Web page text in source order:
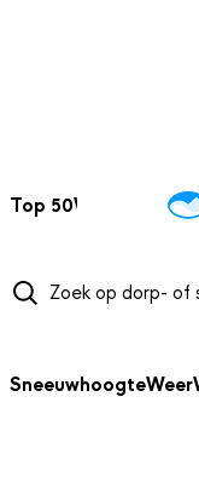
Top 50Webcams
SneeuwhoogteWeer